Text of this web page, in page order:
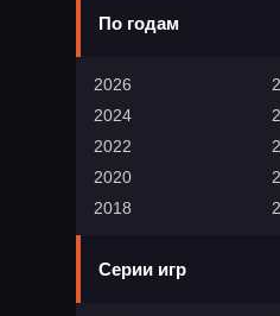
По годам
2026
2024
2022
2020
2018
Серии игр